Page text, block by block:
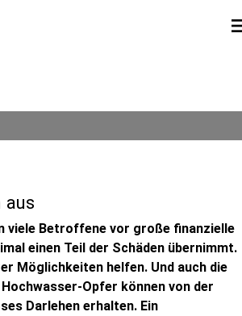
aus
viele Betroffene vor große finanzielle
einen Teil der Schäden übernimmt.
Möglichkeiten helfen. Und auch die
Opfer können von der
Darlehen erhalten. Ein